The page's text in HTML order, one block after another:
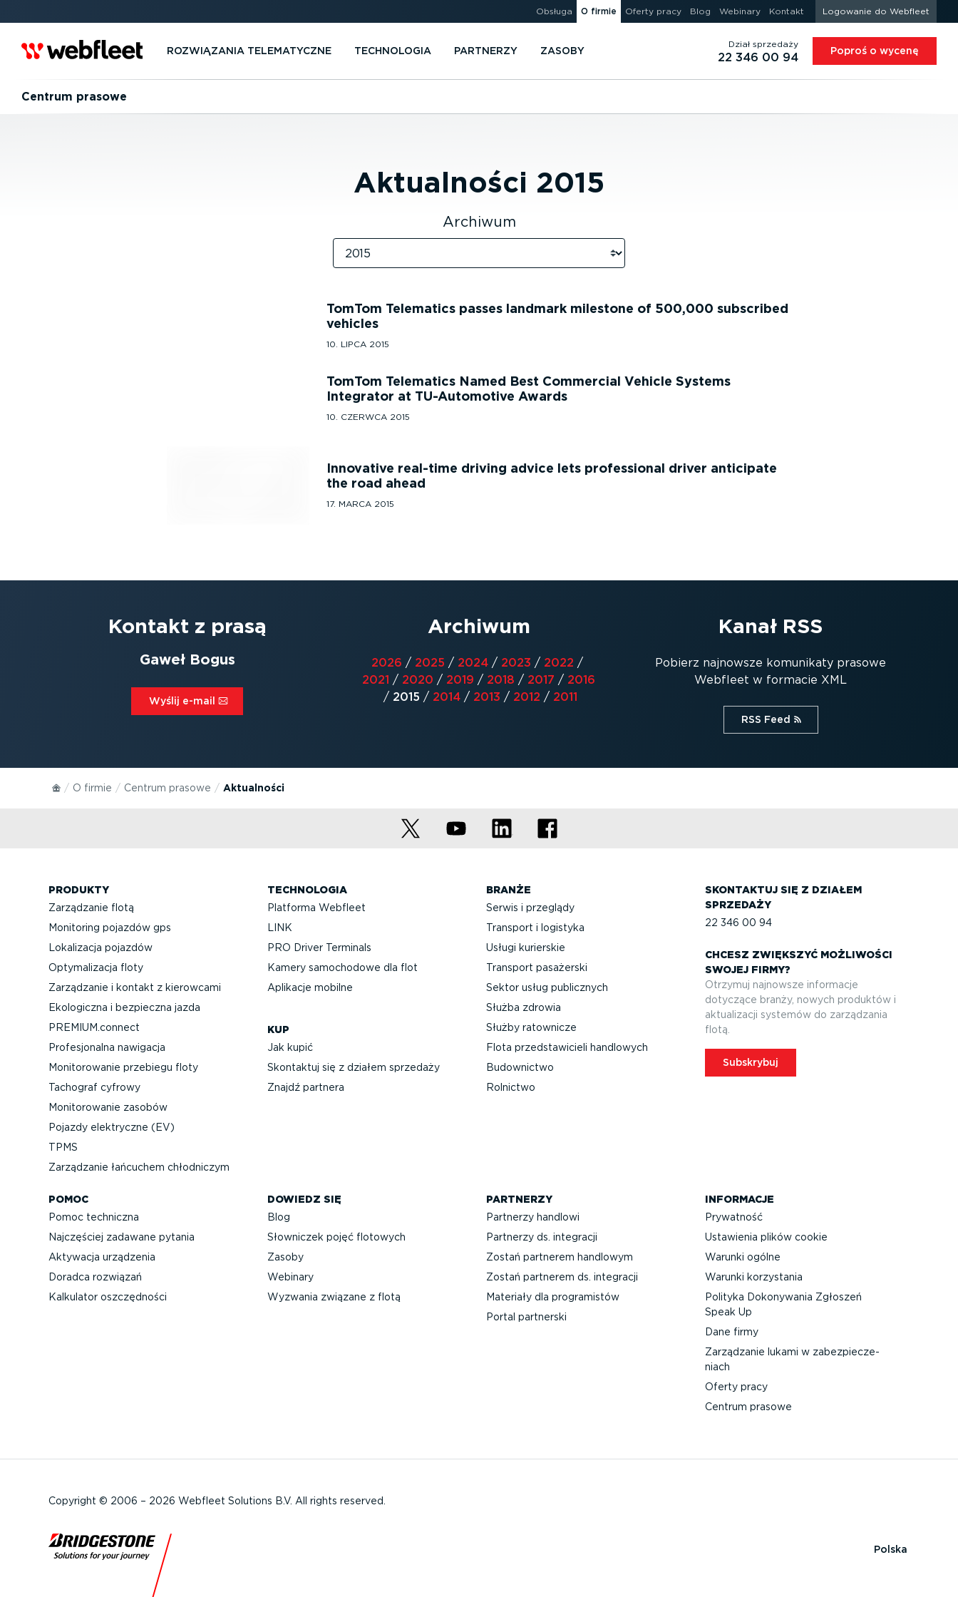
Obsługa O firmie Oferty pracy Blog Webinary Kontakt Logowanie do Webfleet
ROZWIĄZANIA TELEMA­TYCZNE TECHNOLOGIA PARTNERZY ZASOBY
Dział sprzedaży
22 346 00 94 Poproś o wycenę
Centrum prasowe
Aktualności 2015
Archiwum
TomTom Telematics passes landmark milestone of 500,000 subscribed
vehicles
10. LIPCA 2015
TomTom Telematics Named Best Commercial Vehicle Systems
Integrator at TU-Automotive Awards
10. CZERWCA 2015
Innovative real-time driving advice lets professional driver anticipate
the road ahead
17. MARCA 2015
Kontakt z prasą
Gaweł Bogus
Wyślij e-mail⁠
Archiwum
2026 / 2025 / 2024/ 2023 / 2022 /
2021 / 2020 / 2019 / 2018 / 2017 / 2016
/ 2015 / 2014 / 2013 / 2012 / 2011
Kanał RSS
Pobierz najnowsze komunikaty prasowe
Webfleet w formacie XML
RSS Feed⁠
O firmie Centrum prasowe Aktualności
PRODUKTY
Zarządzanie flotą
Monitoring pojazdów gps
Lokalizacja pojazdów
Optyma­li­zacja floty
Zarządzanie i kontakt z kierowcami
Ekologiczna i bezpieczna jazda
PREMIUM.connect
Profe­sjo­nalna nawigacja
Monito­ro­wanie przebiegu floty
Tachograf cyfrowy
Monito­ro­wanie zasobów
Pojazdy elektryczne (EV)
TPMS
Zarządzanie łańcuchem chłodniczym
TECHNOLOGIA
Platforma Webfleet
LINK
PRO Driver Terminals
Kamery samochodowe dla flot
Aplikacje mobilne
KUP
Jak kupić
Skontaktuj się z działem sprzedaży
Znajdź partnera
BRANŻE
Serwis i przeglądy
Transport i logistyka
Usługi kurierskie
Transport pasażerski
Sektor usług publicznych
Służba zdrowia
Służby ratownicze
Flota przed­sta­wi­cieli handlowych
Budownictwo
Rolnictwo
SKONTAKTUJ SIĘ Z DZIAŁEM
SPRZEDAŻY
22 346 00 94
CHCESZ ZWIĘKSZYĆ MOŻLIWOŚCI
SWOJEJ FIRMY?
Otrzymuj najnowsze informacje
dotyczące branży, nowych produktów i
aktuali­zacji systemów do zarządzania
flotą.
Subskrybuj
POMOC
Pomoc techniczna
Najczęściej zadawane pytania
Aktywacja urządzenia
Doradca rozwiązań
Kalkulator oszczęd­ności
DOWIEDZ SIĘ
Blog
Słowniczek pojęć flotowych
Zasoby
Webinary
Wyzwania związane z flotą
PARTNERZY
Partnerzy handlowi
Partnerzy ds. integracji
Zostań partnerem handlowym
Zostań partnerem ds. integracji
Materiały dla progra­mistów
Portal partnerski
INFORMACJE
Prywatność
Ustawienia plików cookie
Warunki ogólne
Warunki korzystania
Polityka Dokonywania Zgłoszeń
Speak Up
Dane firmy
Zarządzanie lukami w zabez­pie­cze­
niach
Oferty pracy
Centrum prasowe
Copyright © 2006 – 2026 Webfleet Solutions B.V. All rights reserved.
Polska